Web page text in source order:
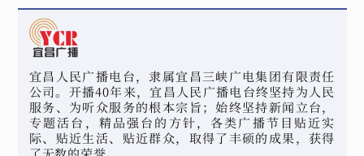
宜昌人民广播电台，隶属宜昌三峡广电集团有限责任
公司。开播40年来，宜昌人民广播电台终坚持为人民
服务、为听众服务的根本宗旨；始终坚持新闻立台，
专题活台，精品强台的方针，各类广播节目贴近实
际、贴近生活、贴近群众，取得了丰硕的成果，获得